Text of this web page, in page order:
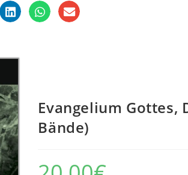
Evangelium Gottes,
Bände)